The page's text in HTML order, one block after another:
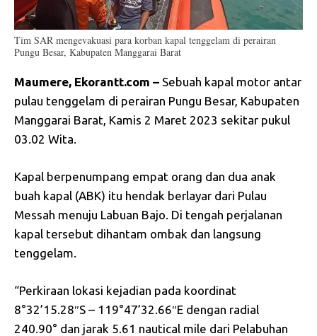
Tim SAR mengevakuasi para korban kapal tenggelam di perairan
Pungu Besar, Kabupaten Manggarai Barat
Maumere, Ekorantt.com – Sebuah kapal motor antar
pulau tenggelam di perairan Pungu Besar, Kabupaten
Manggarai Barat, Kamis 2 Maret 2023 sekitar pukul
03.02 Wita.
Kapal berpenumpang empat orang dan dua anak
buah kapal (ABK) itu hendak berlayar dari Pulau
Messah menuju Labuan Bajo. Di tengah perjalanan
kapal tersebut dihantam ombak dan langsung
tenggelam.
“Perkiraan lokasi kejadian pada koordinat
8°32’15.28″S – 119°47’32.66″E dengan radial
240.90° dan jarak 5.61 nautical mile dari Pelabuhan